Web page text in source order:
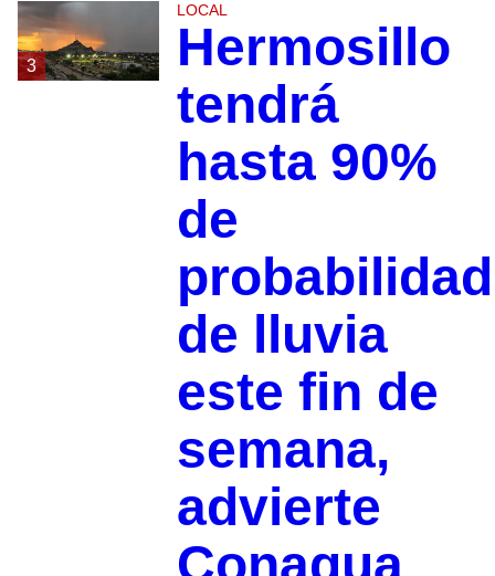
3
LOCAL
Hermosillo
tendrá
hasta 90%
de
probabilidad
de lluvia
este fin de
semana,
advierte